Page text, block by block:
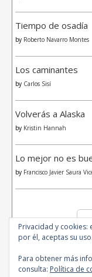
Tiempo de osadía
by Roberto Navarro Montes
Los caminantes
by Carlos Sisí
Volverás a Alaska
by Kristin Hannah
Lo mejor no es
by Francisco Javier Saura
Privacidad y cookies:
por él, aceptas su uso.
Para obtener más
consulta: Política de